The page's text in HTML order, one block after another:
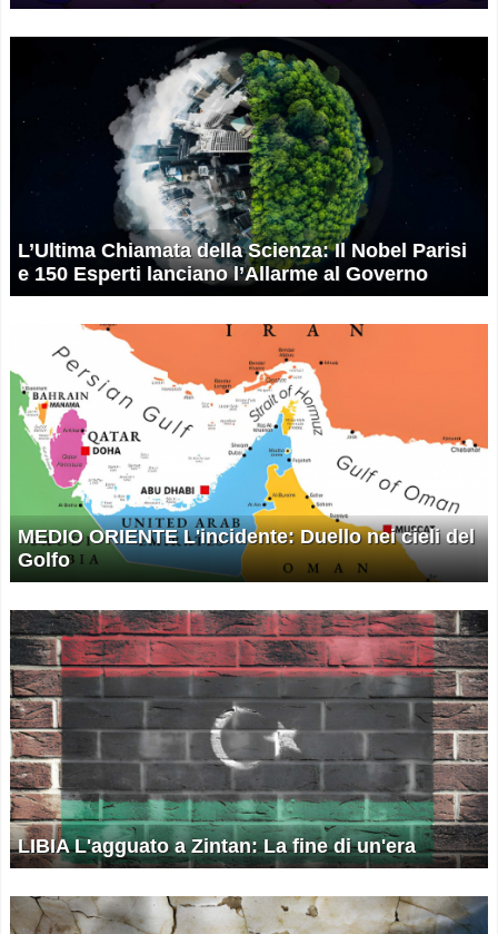
L’Ultima Chiamata della Scienza: Il Nobel Parisi
e 150 Esperti lanciano l’Allarme al Governo
MEDIO ORIENTE L'incidente: Duello nei cieli del
Golfo
LIBIA L'agguato a Zintan: La fine di un'era